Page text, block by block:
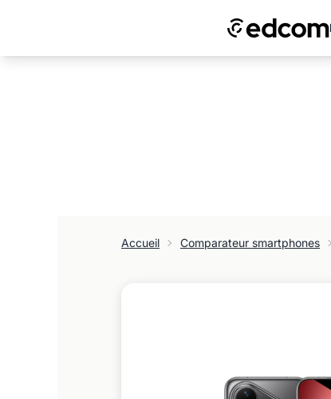
Accueil Comparateur smartphones